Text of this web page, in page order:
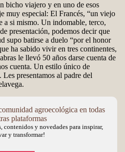
bicho viajero y en uno de esos
muy especial: El Francés, “un viejo
a si mismo. Un indomable, terco,
presentación, podemos decir que
supo batirse a duelo “por el honor
ha sabido vivir en tres continentes,
le llevó 50 años darse cuenta de
cuenta. Un estilo único de
presentamos al padre del
agroecológica en todas
plataformas
contenidos y novedades para inspirar,
y transformar!